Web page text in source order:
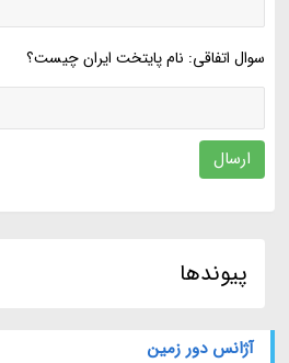
سوال اتفاقی: نام پایتخت ایران چیست؟
ارسال
پیوندها
آژانس دور زمین